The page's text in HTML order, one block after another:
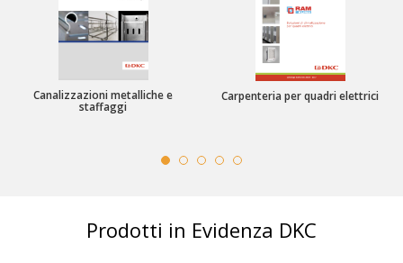
Canalizzazioni metalliche e
staffaggi
Carpenteria per quadri elettrici
Prodotti in Evidenza DKC